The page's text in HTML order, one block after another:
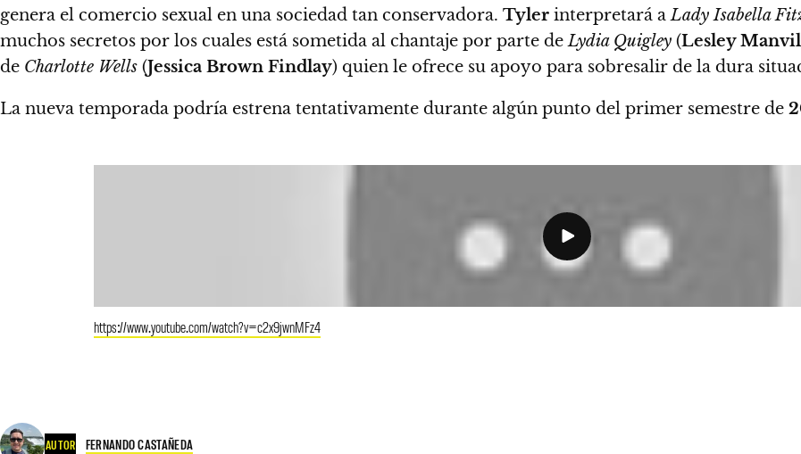
genera el comercio sexual en una sociedad tan conservadora. Tyler interpretará aLady Isabella
muchos secretos por los cuales está sometida al chantaje por parte deLydia Quigley (Lesley
de Charlotte Wells (Jessica Brown Findlay) quien le ofrece su apoyo para sobresalir de la dura
La nueva temporada podría estrena tentativamente durante algún punto del primer semestre de
https://www.youtube.com/watch?v=c2x9jwnMFz4
AUTOR FERNANDO CASTAÑEDA